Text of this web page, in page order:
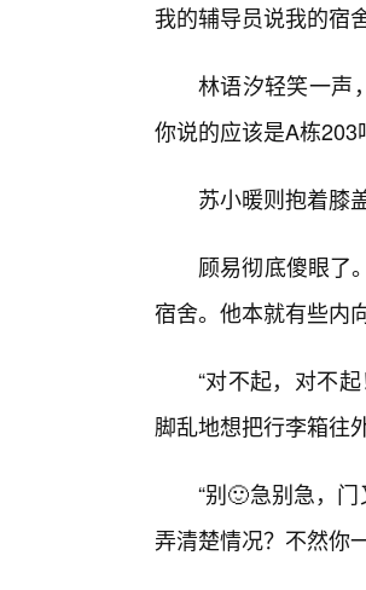
我的辅导员说我的
林语汐轻笑一声
你说的应该是A栋203
苏小暖则抱着膝
顾易彻底傻眼了
宿舍。他本就有些内
“对不起，对不
脚乱地想把行李箱往
“别🙂急别急，
弄清楚情况？不然你